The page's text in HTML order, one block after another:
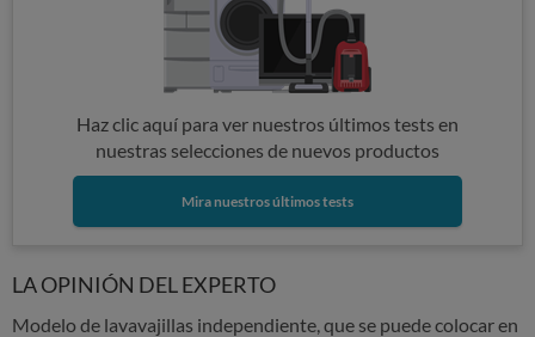
Haz clic aquí para ver nuestros últimos tests en
nuestras selecciones de nuevos productos
Mira nuestros últimos tests
LA OPINIÓN DEL EXPERTO
Modelo de lavavajillas independiente, que se puede colocar en